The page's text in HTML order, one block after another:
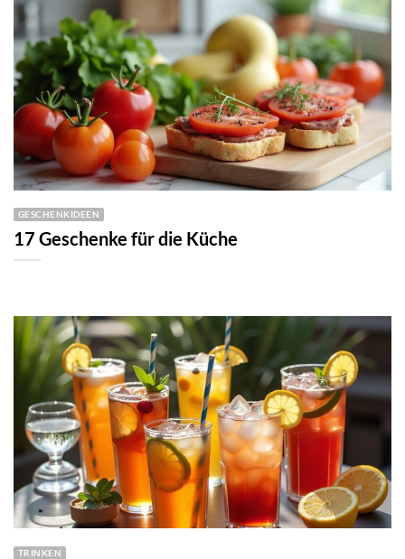
GESCHENKIDEEN
17 Geschenke für die Küche
TRINKEN